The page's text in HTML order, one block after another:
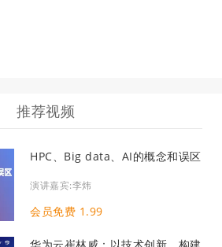
推荐视频
HPC、Big data、AI的概念和误区
演讲嘉宾:李炜
会员免费 1.99